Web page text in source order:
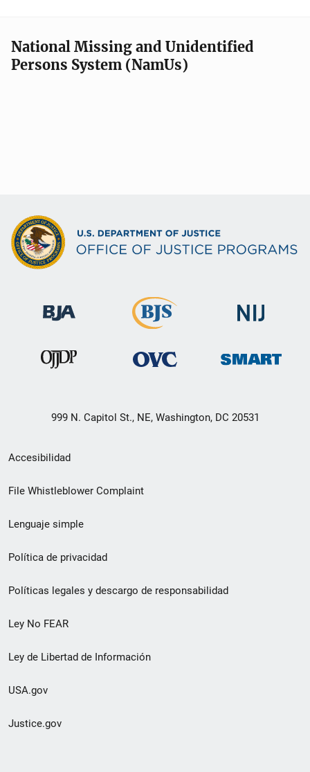
National Missing and Unidentified
Persons System (NamUs)
999 N. Capitol St., NE, Washington, DC 20531
Menú
de
de
pie
de
página
Accesibilidad
File Whistleblower Complaint
Lenguaje simple
Política de privacidad
Políticas legales y descargo de responsabilidad
Ley No FEAR
Ley de Libertad de Información
USA.gov
Justice.gov